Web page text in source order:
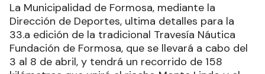
La Municipalidad de Formosa, mediante la
Dirección de Deportes, ultima detalles para la
33.a edición de la tradicional Travesía Náutica
Fundación de Formosa, que se llevará a cabo del
3 al 8 de abril, y tendrá un recorrido de 158